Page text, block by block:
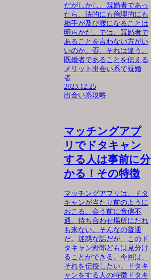
だがしかし、既婚者であっ
たら、法的にも倫理的にも
相手が及び腰になることは
明らかだ。では、既婚者で
あることを言わない方がい
いのか。否、それは違う。
既婚者であることを伝える
メリット出会い系で既婚
者...
2023.12.25
出会い系攻略
マッチングアプ
リでドタキャン
する人は事前に分
かる！その特徴
マッチングアプリは、ドタ
キャンが当たり前のように
おこる。会う前に音信不
通。待ち合わせ場所にだれ
も来ない。そんなの普通
だ。迷惑な話だが、このド
タキャン野郎どもは見分け
ることができる。今回は、
それを伝授したい。ドタキ
ャンをする人の特徴ドタキ